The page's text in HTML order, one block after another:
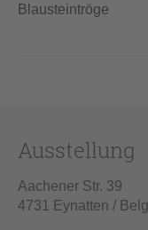
Blausteintröge
Ausstellung
Aachener Str. 39
4731 Eynatten /